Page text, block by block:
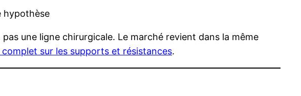
hypothèse
pas une ligne chirurgicale. Le marché revient dans la même
sur les supports et résistances.